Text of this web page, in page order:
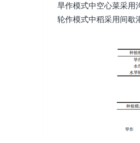
旱作模式中空心菜采用
轮作模式中稻采用间歇